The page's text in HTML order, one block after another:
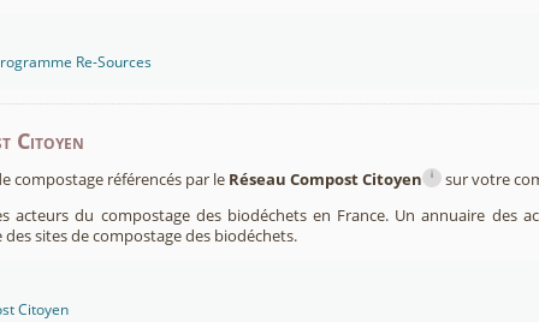
Re-Sources
Citoyen
compostage référencés par le Réseau Compost Citoyen i
sur votre
acteurs du compostage des biodéchets en France. Un annuaire des
sites de compostage des biodéchets.
Citoyen